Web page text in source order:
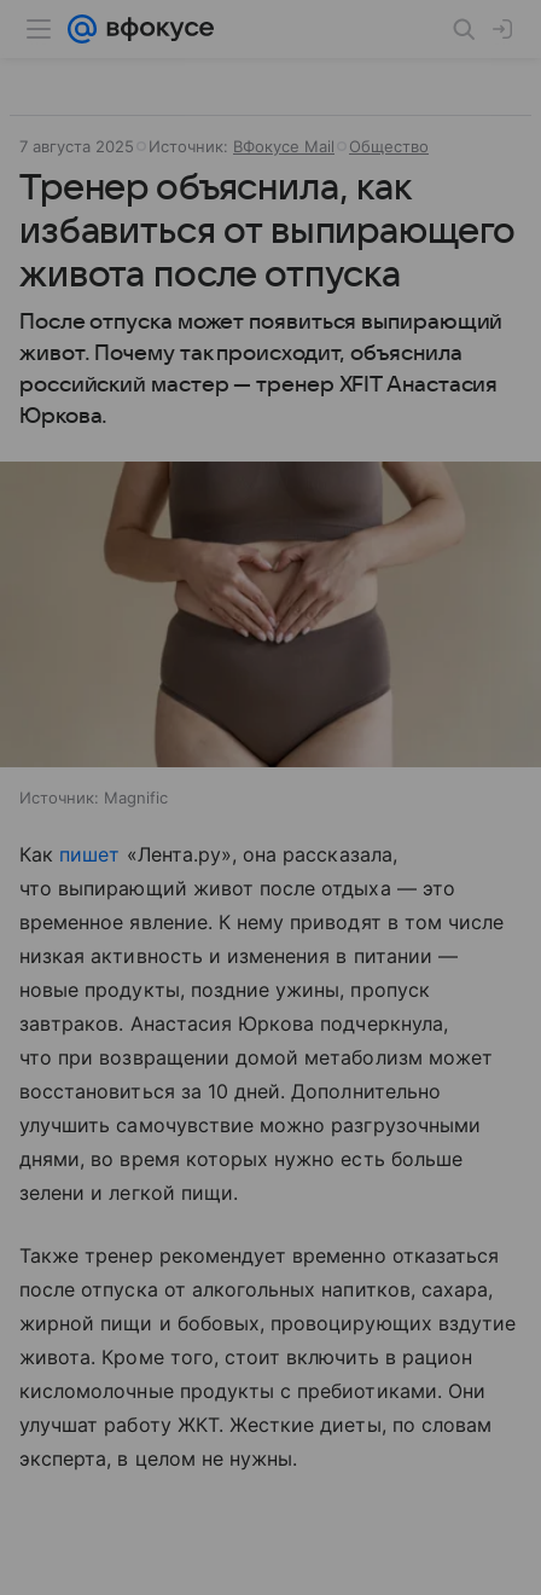
7 августа 2025 Источник: ВФокусе Mail Общество
Тренер объяснила, как
избавиться от выпирающего
живота после отпуска
После отпуска может появиться выпирающий
живот. Почему так происходит, объяснила
российский мастер — тренер XFIT Анастасия
Юркова.
Источник: Magnific
Как пишет «Лента.ру», она рассказала,
что выпирающий живот после отдыха — это
временное явление. К нему приводят в том числе
низкая активность и изменения в питании —
новые продукты, поздние ужины, пропуск
завтраков. Анастасия Юркова подчеркнула,
что при возвращении домой метаболизм может
восстановиться за 10 дней. Дополнительно
улучшить самочувствие можно разгрузочными
днями, во время которых нужно есть больше
зелени и легкой пищи.
Также тренер рекомендует временно отказаться
после отпуска от алкогольных напитков, сахара,
жирной пищи и бобовых, провоцирующих вздутие
живота. Кроме того, стоит включить в рацион
кисломолочные продукты с пребиотиками. Они
улучшат работу ЖКТ. Жесткие диеты, по словам
эксперта, в целом не нужны.